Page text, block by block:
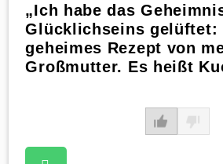
„Ich habe das
Glücklichseins gelüftet:
geheimes Rezept von
Großmutter. Es heißt